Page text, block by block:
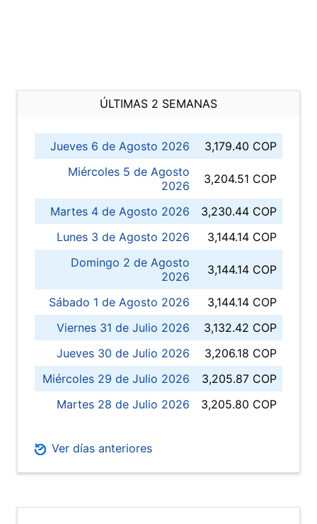
ÚLTIMAS 2 SEMANAS
Jueves 6 de Agosto 2026
3,179.40 COP
Miércoles 5 de Agosto
2026
3,204.51 COP
Martes 4 de Agosto 2026
3,230.44 COP
Lunes 3 de Agosto 2026
3,144.14 COP
Domingo 2 de Agosto
2026
3,144.14 COP
Sábado 1 de Agosto 2026
3,144.14 COP
Viernes 31 de Julio 2026
3,132.42 COP
Jueves 30 de Julio 2026
3,206.18 COP
Miércoles 29 de Julio 2026
3,205.87 COP
Martes 28 de Julio 2026
3,205.80 COP
Ver días anteriores